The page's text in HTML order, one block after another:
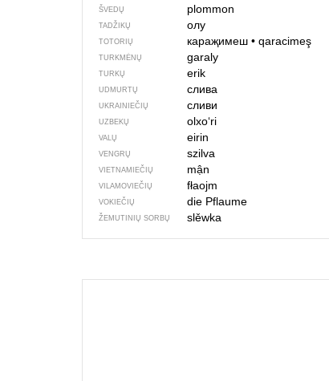
ŠVEDŲ plommon
TADŽIKŲ олу
TOTORIŲ караҗимеш •qaracimeş
TURKMĖNŲ garaly
TURKŲ erik
UDMURTŲ слива
UKRAINIEČIŲ сливи
UZBEKŲ olxoʻri
VALŲ eirin
VENGRŲ szilva
VIETNAMIEČIŲ mận
VILAMOVIEČIŲ fłaojm
VOKIEČIŲ die Pflaume
ŽEMUTINIŲ SORBŲ slěwka